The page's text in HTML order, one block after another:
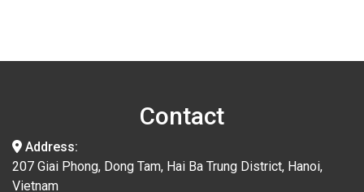
Contact
Address:
207 Giai Phong, Dong Tam, Hai Ba Trung District, Hanoi,
Vietnam